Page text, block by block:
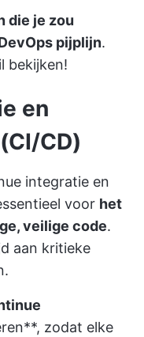
die je zou
pijplijn.
bekijken!
en
CD)
integratie en
voor het
veilige code.
aan kritieke
zodat elke